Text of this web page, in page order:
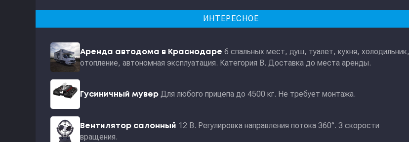
ИНТЕРЕСНОЕ
Аренда автодома в Краснодаре 6 спальных мест, душ, туалет, кухня, холодильник,
отопление, автономная эксплуатация. Категория В. Доставка до места аренды.
Гусиничный мувер Для любого прицепа до 4500 кг. Не требует монтажа.
Вентилятор салонный 12 В. Регулировка направления потока 360°. 3 скорости
вращения.